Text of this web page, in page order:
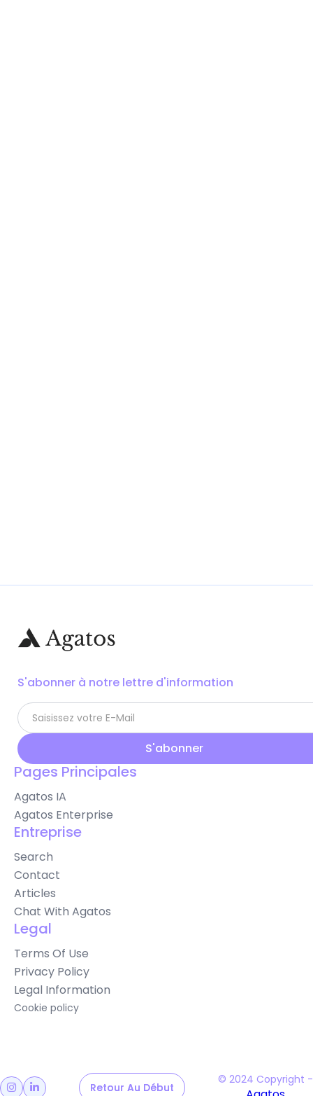
S'abonner à notre lettre d'information
Pages Principales
Agatos IA
Agatos Enterprise
Entreprise
Search
Contact
Articles
Chat With Agatos
Legal
Terms Of Use
Privacy Policy
Legal Information
Cookie policy
© 2024 Copyright -
  Retour Au Début
Retour Au Début